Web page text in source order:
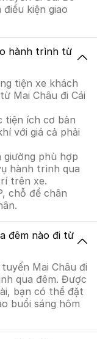
kiện giao
hành trình từ
tiện xe khách
Mai Châu đi Cái
tiện ích cơ bản
với giá cả phải
giường phù hợp
hành trình qua
trên xe.
chỗ để chân
đêm nào đi từ
Mai Châu đi
qua đêm. Được
bạn có thể đặt
buổi sáng hôm